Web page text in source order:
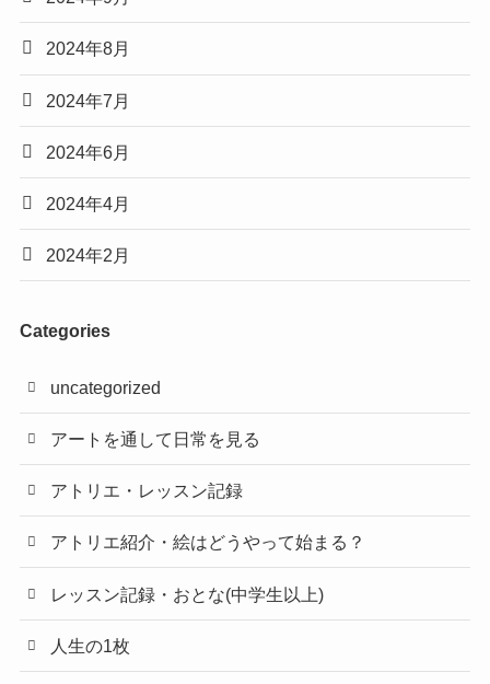
2024年8月
2024年7月
2024年6月
2024年4月
2024年2月
Categories
uncategorized
アートを通して日常を見る
アトリエ・レッスン記録
アトリエ紹介・絵はどうやって始まる？
レッスン記録・おとな(中学生以上)
人生の1枚